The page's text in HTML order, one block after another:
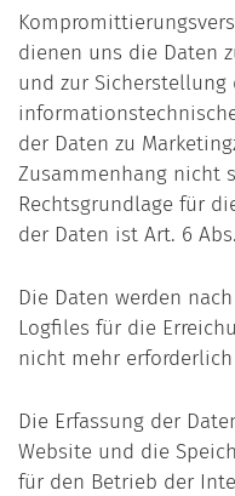
dienen uns die Daten
und zur
der Daten zu
Zusammenhang nicht
Rechtsgrundlage für
der Daten ist Art. 6
Die Daten werden
Logfiles für die
nicht mehr
Die Erfassung der
Website und die
für den Betrieb der